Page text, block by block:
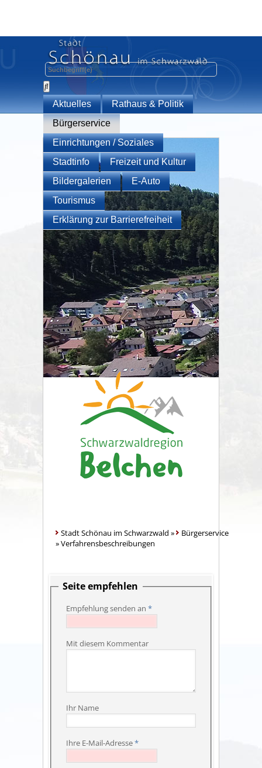
Aktuelles
Rathaus & Politik
Bürgerservice
Einrichtungen / Soziales
Stadtinfo
Freizeit und Kultur
Bildergalerien
E-Auto
Tourismus
Erklärung zur Barrierefreiheit
Stadt Schönau im Schwarzwald »
Bürgerservice
»Verfahrensbeschreibungen
Seite empfehlen
Empfehlung senden an *
Mit diesem Kommentar
Ihr Name
Ihre E-Mail-Adresse*